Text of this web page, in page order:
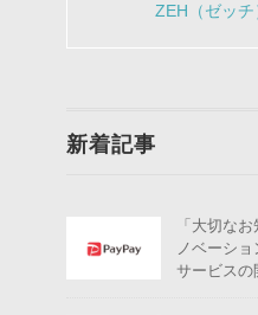
ZEH（ゼッ
新着記事
「大切な
ノベーシ
サービスの